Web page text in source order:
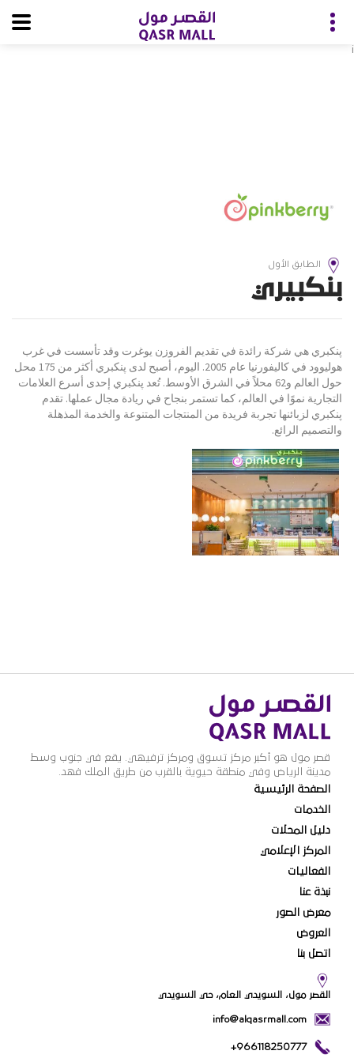
i
الطابق الأول
بنكبيري
پنكبري هي شركة رائدة في تقديم الفروزن يوغرت وقد تأسست في غرب
هوليوود في كاليفورنيا عام 2005. اليوم، أصبح لدى پنكبري أكثر من 175 محل
حول العالم و62 محلاً في الشرق الأوسط. تُعد پنكبري إحدى أسرع العلامات
التجارية نموًا في العالم، كما تستمر بنجاح في ريادة مجال عملها. تقدم
پنكبري لزبائنها تجربة فريدة من المنتجات المتنوعة والخدمة المذهلة
والتصميم الرائع.
قصر مول هو أكبر مركز تسوق ومركز ترفيهي. يقع في جنوب وسط
مدينة الرياض وفي منطقة حيوية بالقرب من طريق الملك فهد.
الصفحة الرئيسية
الخدمات
دليل المحلات
المركز الإعلامي
الفعاليات
نبذة عنا
معرض الصور
العروض
اتصل بنا
القصر مول، السويدي العام، حي السويدي
info@alqasrmall.com
+966118250777